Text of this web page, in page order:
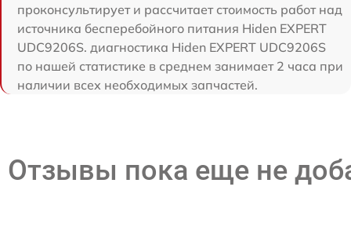
проконсультирует и рассчитает стоимость работ над
источника бесперебойного питания Hiden EXPERT
UDC9206S. диагностика Hiden EXPERT UDC9206S
по нашей статистике в среднем занимает 2 часа при
наличии всех необходимых запчастей.
Отзывы пока еще не